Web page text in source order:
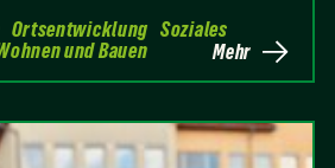
Ortsentwicklung Soziales
und Bauen Mehr